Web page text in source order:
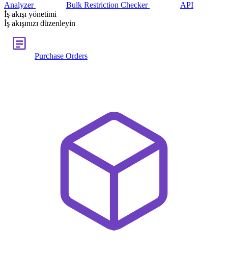
Analyzer Bulk Restriction Checker
API
İş akışı yönetimi
İş akışınızı düzenleyin
Purchase Orders